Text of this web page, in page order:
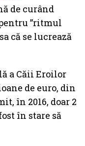
de curând
”ritmul
că se lucrează
a Căii Eroilor
de euro, din
în 2016, doar 2
în stare să